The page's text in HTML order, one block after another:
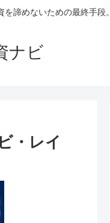
諦めないための最終手段。
ナビ
・レイ